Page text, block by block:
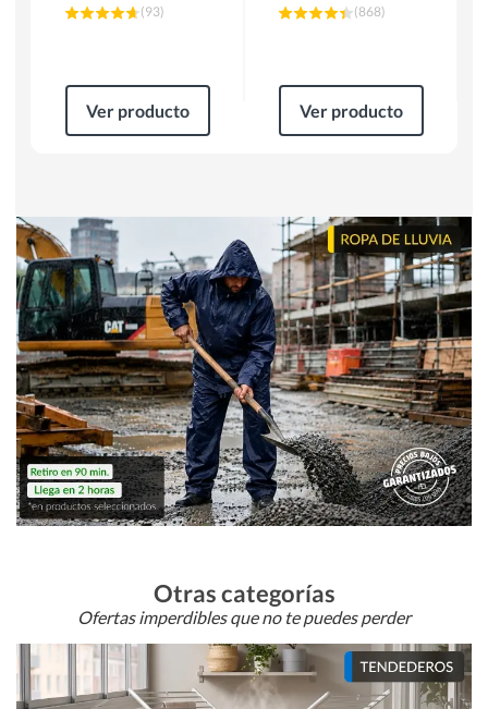
(93)
Ver producto
(868)
Ver producto
Otras categorías
Ofertas imperdibles que no te puedes perder